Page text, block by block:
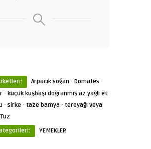
Arpacık soğan · Domates ·
· küçük kuşbaşı doğranmış az yağlı et
· sirke · taze bamya · tereyağı veya
Tuz
YEMEKLER